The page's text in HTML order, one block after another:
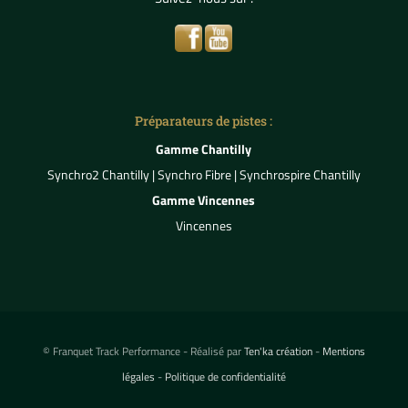
Préparateurs de pistes :
Gamme Chantilly
Synchro2 Chantilly|Synchro Fibre|Synchrospire Chantilly
Gamme Vincennes
Vincennes
© Franquet Track Performance - Réalisé parTen'ka création - Mentions
légales - Politique de confidentialité